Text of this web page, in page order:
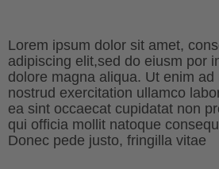
Lorem ipsum dolor sit amet,
adipiscing elit,sed do eiusm por
dolore magna aliqua. Ut enim
nostrud exercitation ullamco
ea sint occaecat cupidatat non
qui officia mollit natoque
Donec pede justo, fringilla vitae